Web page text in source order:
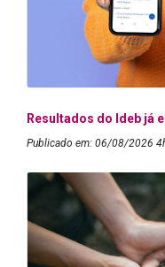
Resultados do Ideb já
Publicado em: 06/08/2026